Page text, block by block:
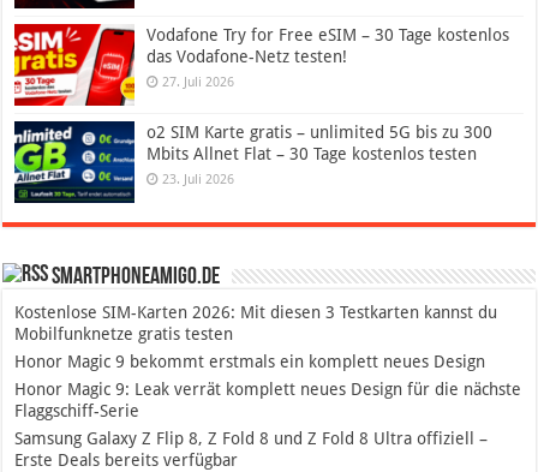
Vodafone Try for Free eSIM – 30 Tage kostenlos
das Vodafone-Netz testen!
27. Juli 2026
o2 SIM Karte gratis – unlimited 5G bis zu 300
Mbits Allnet Flat – 30 Tage kostenlos testen
23. Juli 2026
SmartphoneAmigo.de
Kostenlose SIM-Karten 2026: Mit diesen 3 Testkarten kannst du
Mobilfunknetze gratis testen
Honor Magic 9 bekommt erstmals ein komplett neues Design
Honor Magic 9: Leak verrät komplett neues Design für die nächste
Flaggschiff-Serie
Samsung Galaxy Z Flip 8, Z Fold 8 und Z Fold 8 Ultra offiziell –
Erste Deals bereits verfügbar